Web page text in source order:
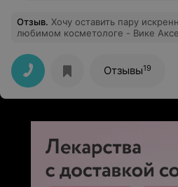
Отзыв. Хочу оставить пару
любимом косметологе - Вике
Отзывы19